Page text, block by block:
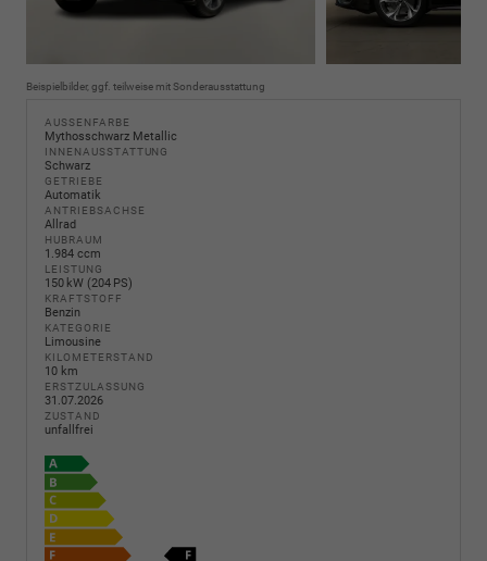
Beispielbilder, ggf. teilweise mit Sonderausstattung
AUSSENFARBE
Mythosschwarz Metallic
INNENAUSSTATTUNG
Schwarz
GETRIEBE
Automatik
ANTRIEBSACHSE
Allrad
HUBRAUM
1.984 ccm
LEISTUNG
150 kW (204 PS)
KRAFTSTOFF
Benzin
KATEGORIE
Limousine
KILOMETERSTAND
10 km
ERSTZULASSUNG
31.07.2026
ZUSTAND
unfallfrei